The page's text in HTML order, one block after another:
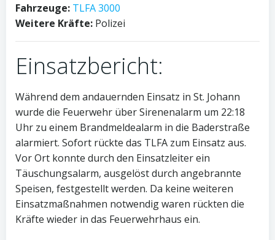
Fahrzeuge: TLFA 3000
Weitere Kräfte: Polizei
Einsatzbericht:
Während dem andauernden Einsatz in St. Johann
wurde die Feuerwehr über Sirenenalarm um 22:18
Uhr zu einem Brandmeldealarm in die Baderstraße
alarmiert. Sofort rückte das TLFA zum Einsatz aus.
Vor Ort konnte durch den Einsatzleiter ein
Täuschungsalarm, ausgelöst durch angebrannte
Speisen, festgestellt werden. Da keine weiteren
Einsatzmaßnahmen notwendig waren rückten die
Kräfte wieder in das Feuerwehrhaus ein.